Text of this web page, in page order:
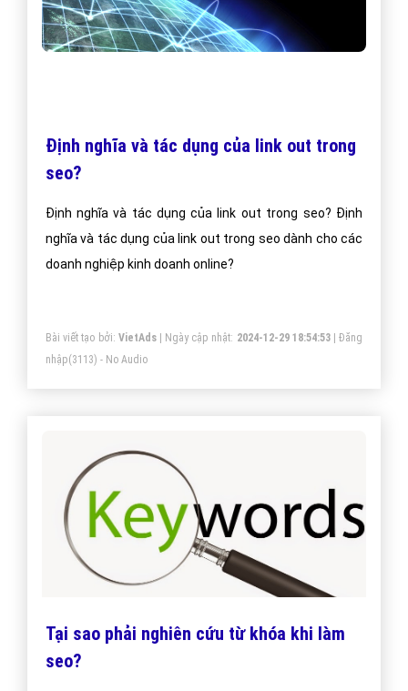
Định nghĩa và tác dụng của link out trong
seo?
Định nghĩa và tác dụng của link out trong seo? Định
nghĩa và tác dụng của link out trong seo dành cho các
doanh nghiệp kinh doanh online?
Bài viết tạo bởi: VietAds| Ngày cập nhật: 2024-12-29 18:54:53|Đăng
nhập(3113) - No Audio
Tại sao phải nghiên cứu từ khóa khi làm
seo?